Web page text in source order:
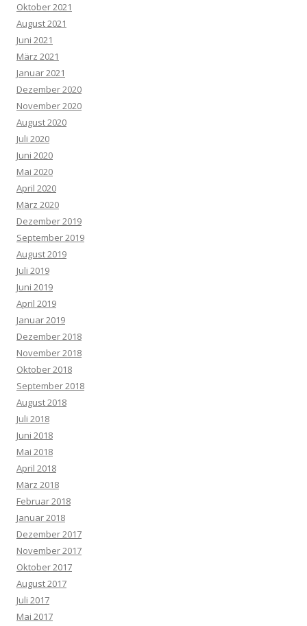
Oktober 2021
August 2021
Juni 2021
März 2021
Januar 2021
Dezember 2020
November 2020
August 2020
Juli 2020
Juni 2020
Mai 2020
April 2020
März 2020
Dezember 2019
September 2019
August 2019
Juli 2019
Juni 2019
April 2019
Januar 2019
Dezember 2018
November 2018
Oktober 2018
September 2018
August 2018
Juli 2018
Juni 2018
Mai 2018
April 2018
März 2018
Februar 2018
Januar 2018
Dezember 2017
November 2017
Oktober 2017
August 2017
Juli 2017
Mai 2017